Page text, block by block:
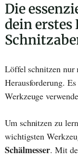
Die
dein
Löffel schnitzen nur
Herausforderung.
Werkzeuge
Um schnitzen zu
wichtigsten
Schälmesser. Mit